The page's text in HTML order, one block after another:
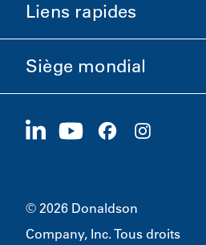
Informations sur l'entreprise
Carrières
Liens rapides
Investisseurs
Développement durable
Siège mondial
1400 W 94th Street
© 2026 Donaldson
Company, Inc. Tous droits